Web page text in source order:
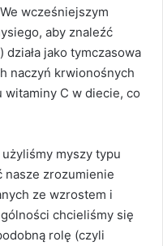
wcześniejszym
aby znaleźć
jako tymczasowa
naczyń krwionośnych
witaminy C w diecie, co
myszy typu
nasze zrozumienie
ze wzrostem i
chcieliśmy się
rolę (czyli